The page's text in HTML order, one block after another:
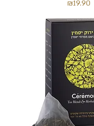
מחיר
₪19.90